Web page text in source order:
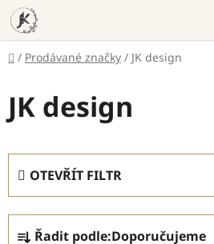
Přejít
na
obsah
Domů
/ Prodávané značky / JK design
JK design
OTEVŘÍT FILTR
Ř Řadit podle:Doporučujeme